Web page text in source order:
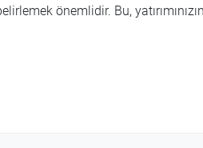
önemlidir. Bu, yatırımınızın